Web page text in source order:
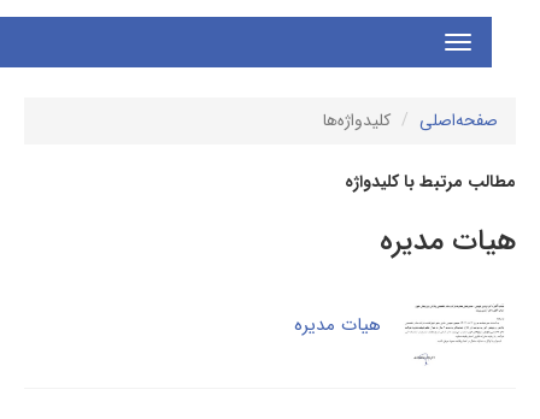
کلیدواژه‌ها
مرتبط با کلیدواژه
مدیره
هیات مدیره